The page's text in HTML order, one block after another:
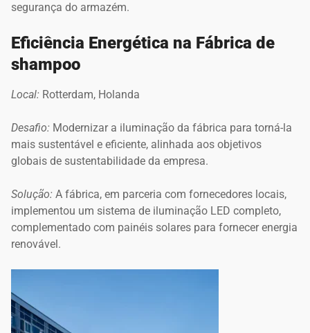
segurança do armazém.
Eficiência Energética na Fábrica de
shampoo
Local: Rotterdam, Holanda
Desafio: Modernizar a iluminação da fábrica para torná-la
mais sustentável e eficiente, alinhada aos objetivos
globais de sustentabilidade da empresa.
Solução: A fábrica, em parceria com fornecedores locais,
implementou um sistema de iluminação LED completo,
complementado com painéis solares para fornecer energia
renovável.